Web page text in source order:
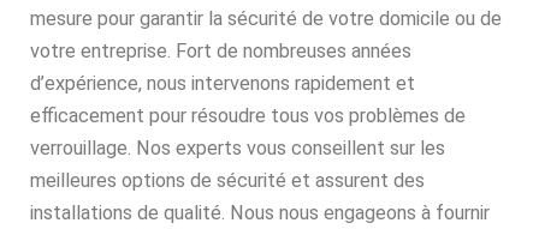
mesure pour garantir la sécurité de votre domicile ou de
votre entreprise. Fort de nombreuses années
d’expérience, nous intervenons rapidement et
efficacement pour résoudre tous vos problèmes de
verrouillage. Nos experts vous conseillent sur les
meilleures options de sécurité et assurent des
installations de qualité. Nous nous engageons à fournir